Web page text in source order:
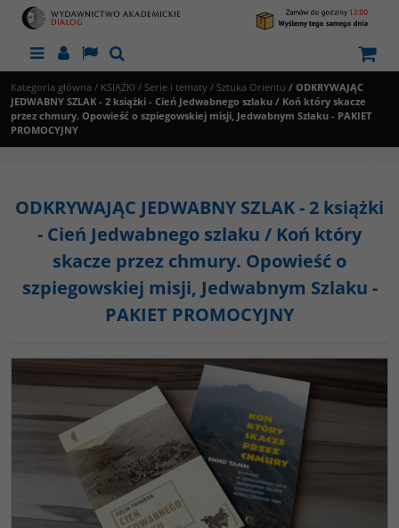
MenuPanelLangSzukaj
Kategoria główna / KSIĄŻKI / Serie i tematy / Sztuka Orientu / ODKRYWAJĄC
JEDWABNY SZLAK - 2 książki - Cień Jedwabnego szlaku / Koń który skacze
przez chmury. Opowieść o szpiegowskiej misji, Jedwabnym Szlaku - PAKIET
PROMOCYJNY
ODKRYWAJĄC JEDWABNY SZLAK - 2 książki
- Cień Jedwabnego szlaku / Koń który
skacze przez chmury. Opowieść o
szpiegowskiej misji, Jedwabnym Szlaku -
PAKIET PROMOCYJNY